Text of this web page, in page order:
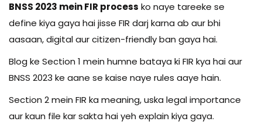
BNSS 2023 mein FIR process ko naye tareeke se
define kiya gaya hai jisse FIR darj karna ab aur bhi
aasaan, digital aur citizen-friendly ban gaya hai.
Blog ke Section 1 mein humne bataya ki FIR kya hai aur
BNSS 2023 ke aane se kaise naye rules aaye hain.
Section 2 mein FIR ka meaning, uska legal importance
aur kaun file kar sakta hai yeh explain kiya gaya.